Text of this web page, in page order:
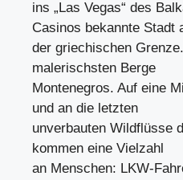
ins „Las Vegas“ des
Casinos bekannte Stadt
der griechischen
malerischsten Berge
Montenegros. Auf eine
und an die letzten
unverbauten Wildflüsse
kommen eine Vielzahl
an Menschen: LKW-